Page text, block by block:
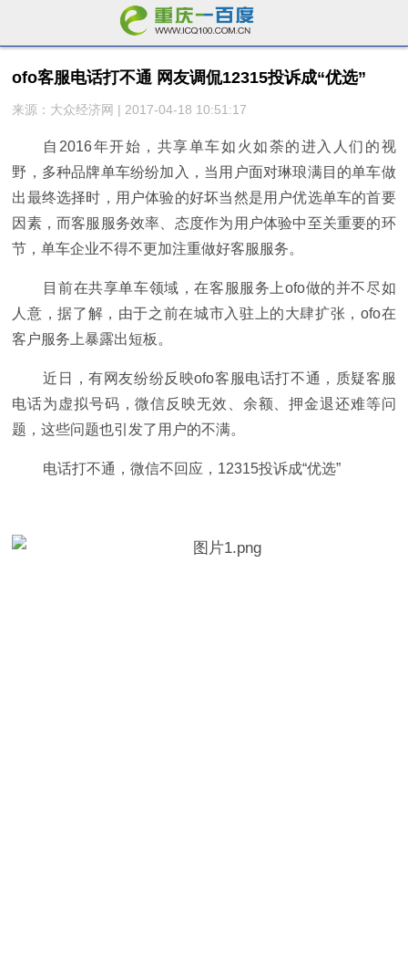
ofo客服电话打不通 网友调侃12315投诉成“优选”
来源：大众经济网 | 2017-04-18 10:51:17
自2016年开始，共享单车如火如荼的进入人们的视
野，多种品牌单车纷纷加入，当用户面对琳琅满目的单车做
出最终选择时，用户体验的好坏当然是用户优选单车的首要
因素，而客服服务效率、态度作为用户体验中至关重要的环
节，单车企业不得不更加注重做好客服服务。
目前在共享单车领域，在客服服务上ofo做的并不尽如
人意，据了解，由于之前在城市入驻上的大肆扩张，ofo在
客户服务上暴露出短板。
近日，有网友纷纷反映ofo客服电话打不通，质疑客服
电话为虚拟号码，微信反映无效、余额、押金退还难等问
题，这些问题也引发了用户的不满。
电话打不通，微信不回应，12315投诉成“优选”